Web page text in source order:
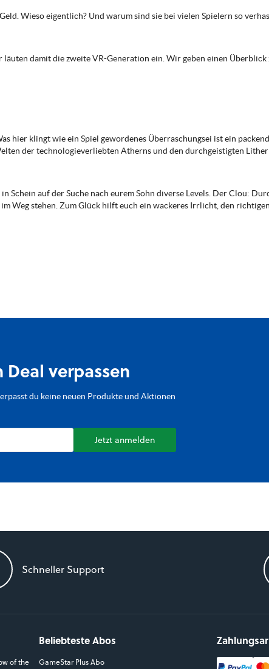
Wieso eigentlich? Und warum sind sie bei vielen Spielern so
damit die zweite VR-Generation ein. Wir geben einen Überblick
hier klingt wie ein Spiel gewordenes Überraschungsei ist ein
der technologieverliebten Atherns und den durchgeistigten
auf der Suche nach eurem Sohn diverse Levels. Der Clou:
Weg stehen. Zum Glück hilft euch ein wackeres Irrlicht, den richtigen
Deal verpassen
du keine neuen Produkte und Aktionen
Jetzt anmelden
Schneller Support
of the
Beliebteste Abos
GameStar Plus Abo